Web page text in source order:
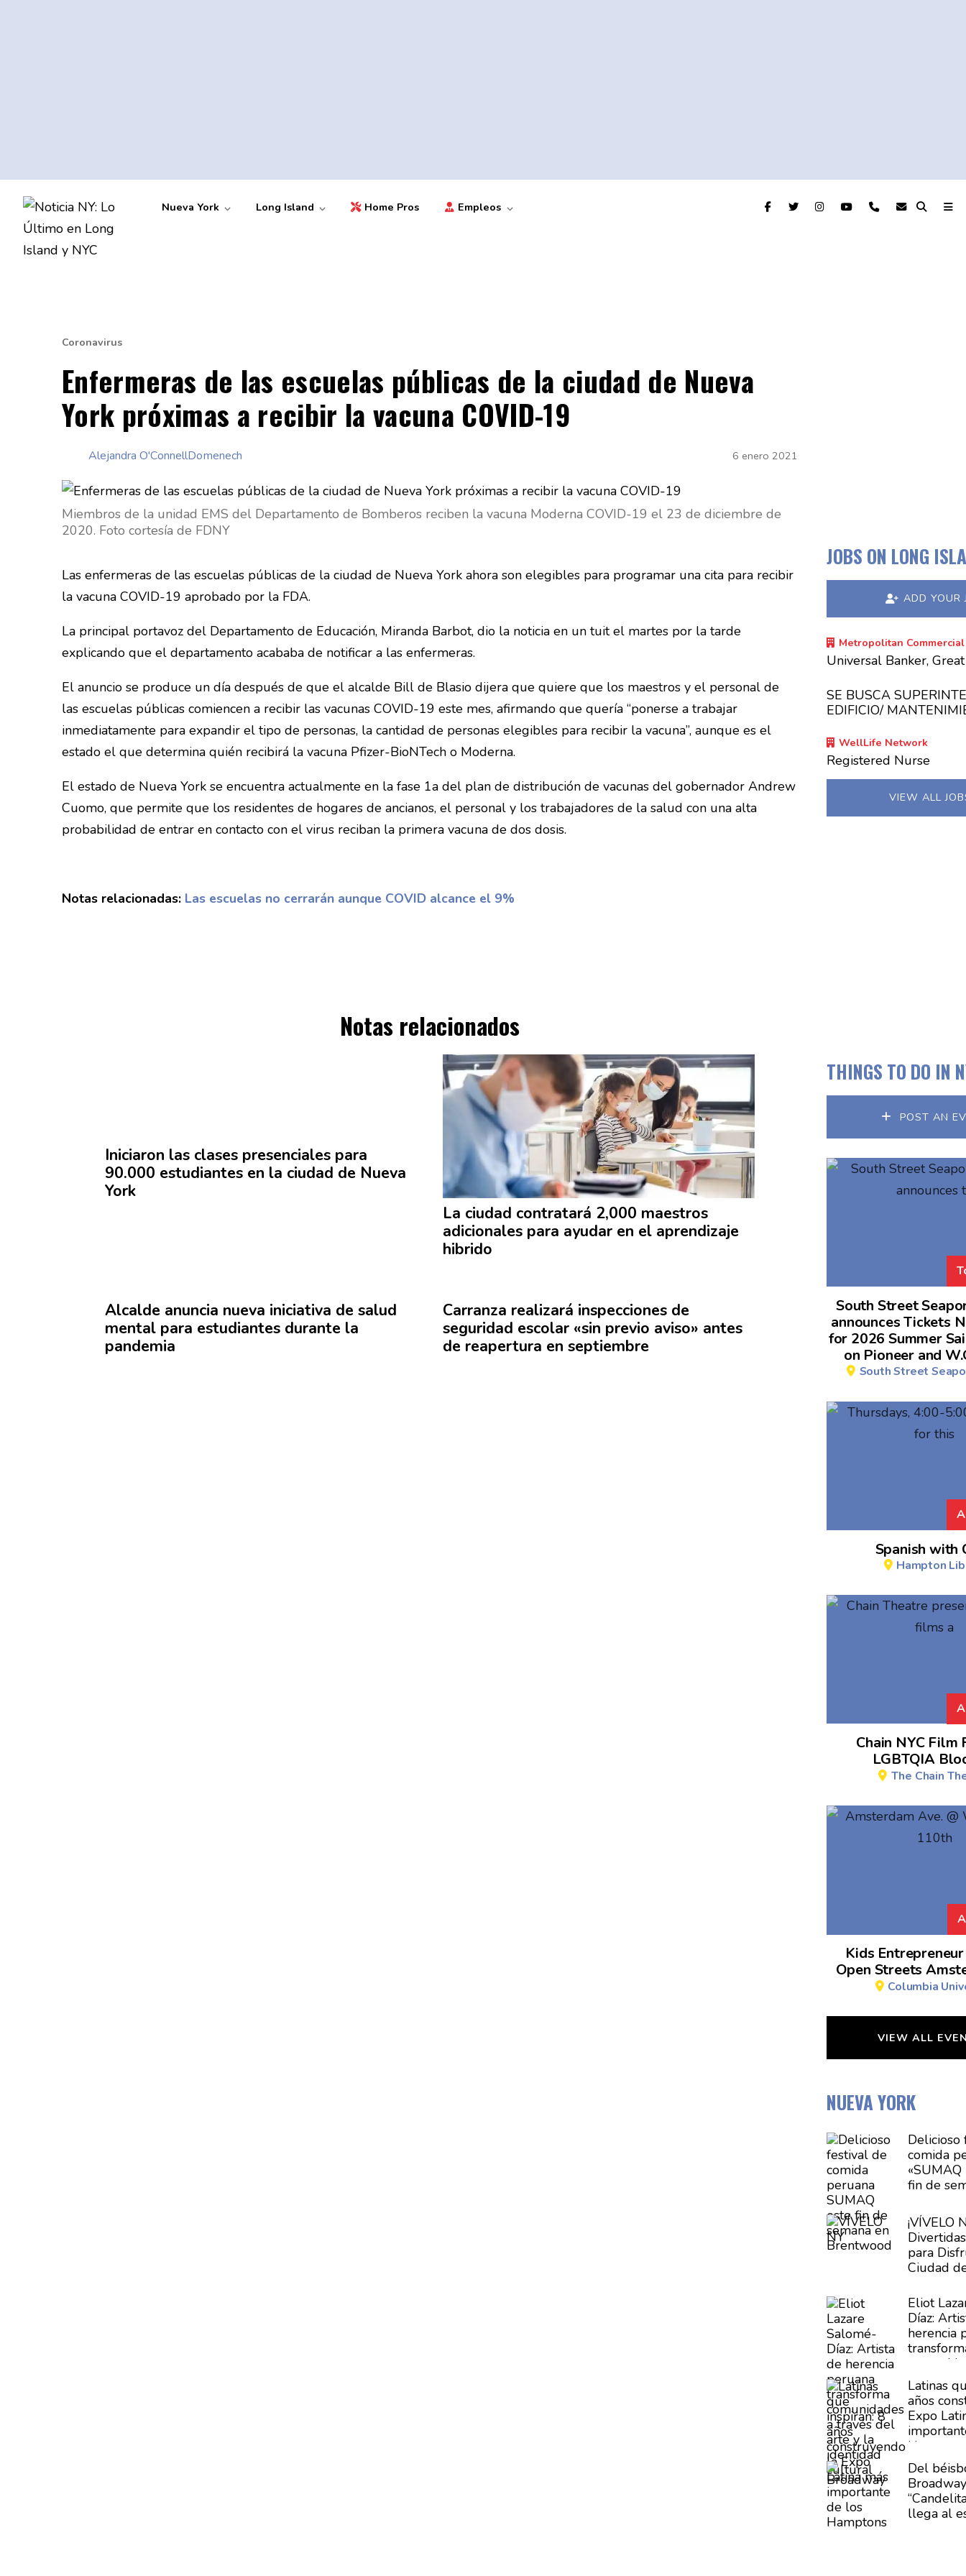
Nueva York Long Island Home Pros Empleos
Coronavirus
Enfermeras de las escuelas públicas de la ciudad de Nueva
York próximas a recibir la vacuna COVID-19
Alejandra O'ConnellDomenech 6 enero 2021
Miembros de la unidad EMS del Departamento de Bomberos reciben la vacuna Moderna COVID-19 el 23 de diciembre de
2020. Foto cortesía de FDNY
Las enfermeras de las escuelas públicas de la ciudad de Nueva York ahora son elegibles para programar una cita para recibir
la vacuna COVID-19 aprobado por la FDA.
La principal portavoz del Departamento de Educación, Miranda Barbot, dio la noticia en un tuit el martes por la tarde
explicando que el departamento acababa de notificar a las enfermeras.
El anuncio se produce un día después de que el alcalde Bill de Blasio dijera que quiere que los maestros y el personal de
las escuelas públicas comiencen a recibir las vacunas COVID-19 este mes, afirmando que quería “ponerse a trabajar
inmediatamente para expandir el tipo de personas, la cantidad de personas elegibles para recibir la vacuna”, aunque es el
estado el que determina quién recibirá la vacuna Pfizer-BioNTech o Moderna.
El estado de Nueva York se encuentra actualmente en la fase 1a del plan de distribución de vacunas del gobernador Andrew
Cuomo, que permite que los residentes de hogares de ancianos, el personal y los trabajadores de la salud con una alta
probabilidad de entrar en contacto con el virus reciban la primera vacuna de dos dosis.
Notas relacionadas: Las escuelas no cerrarán aunque COVID alcance el 9%
Notas relacionados
Iniciaron las clases presenciales para
90.000 estudiantes en la ciudad de Nueva
York
La ciudad contratará 2,000 maestros
adicionales para ayudar en el aprendizaje
hibrido
Alcalde anuncia nueva iniciativa de salud
mental para estudiantes durante la
pandemia
Carranza realizará inspecciones de
seguridad escolar «sin previo aviso» antes
de reapertura en septiembre
JOBS ON LONG
ADD YOUR
Metropolitan
Universal Banker,
SE BUSCA
EDIFICIO/
WellLife Network
Registered Nurse
VIEW ALL
THINGS TO DO IN
POST AN
South Street
announces Tickets
for 2026 Summer
on Pioneer and
South Street
Spanish with
Hampton
Chain NYC Film
LGBTQIA
The Chain
Kids
Open Streets
Columbia
VIEW ALL
NUEVA YORK
Delicioso
comida
fin de
¡VÍVELO
para
Ciudad
Eliot
Díaz:
herencia
del arte
cultural
Latinas
años
Expo
Del
llega al